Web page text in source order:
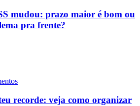
mudou: prazo maior é bom ou
pra frente?
recorde: veja como organizar